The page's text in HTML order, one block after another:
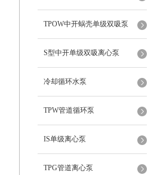
TPOW中开蜗壳单级双吸泵
S型中开单级双吸离心泵
冷却循环水泵
TPW管道循环泵
IS单级离心泵
TPG管道离心泵